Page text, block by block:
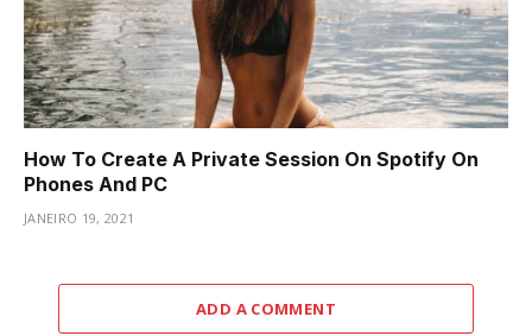
How To Create A Private Session On Spotify On
Phones And PC
JANEIRO 19, 2021
ADD A COMMENT